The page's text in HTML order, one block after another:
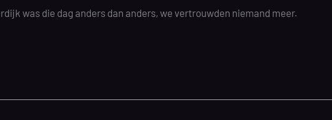
was die dag anders dan anders, we vertrouwden niemand meer.